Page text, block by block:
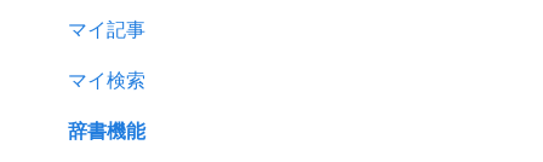
マイ記事
マイ検索
辞書機能